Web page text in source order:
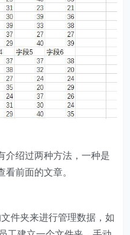
介绍过两种方法，一种是
前面的文章。
件夹来进行管理数据，如